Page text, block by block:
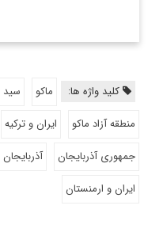
کلید واژه ها: ماکو سید
منطقه آزاد ماکو
ایران و ترکیه
جمهوری آذربایجان
آذربایجان
ایران و ارمنستان